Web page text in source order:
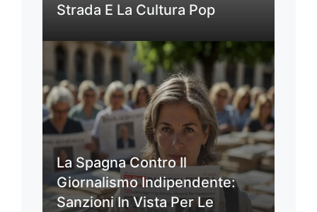
Strada E La Cultura Pop
La Spagna Contro Il
Giornalismo Indipendente:
Sanzioni In Vista Per Le